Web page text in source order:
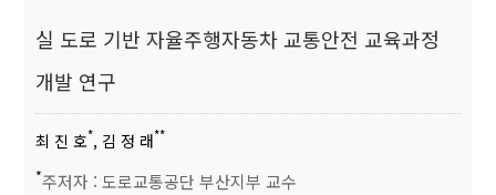
실 도로 기반 자율주행자동차 교통안전 교육과정
개발 연구
최 진 호*, 김 정 래**
*주저자 : 도로교통공단 부산지부 교수